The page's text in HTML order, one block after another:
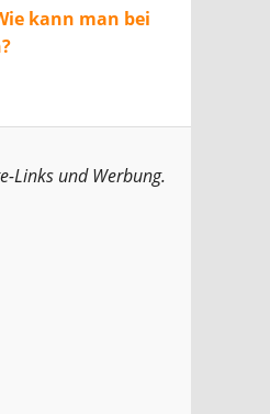
kann man bei
Links und Werbung.